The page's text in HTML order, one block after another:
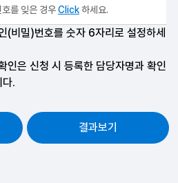
를 잊은 경우Click하세요.
(비밀)번호를 숫자 6자리로 설정하세
인은 신청 시 등록한 담당자명과 확인
.
결과보기